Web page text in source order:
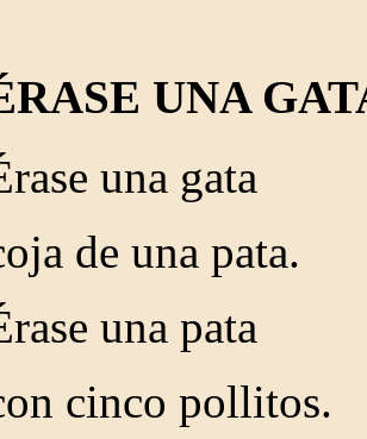
UNA
una gata
de una pata.
una pata
cinco pollitos.